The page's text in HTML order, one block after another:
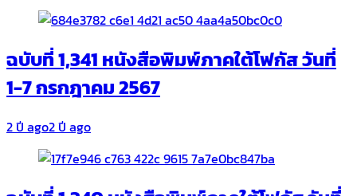
ฉบับที่ 1,341 หนังสือพิมพ์ภาคใต้โฟกัส วันที่
1-7 กรกฎาคม 2567
2 ปี ago2 ปี ago